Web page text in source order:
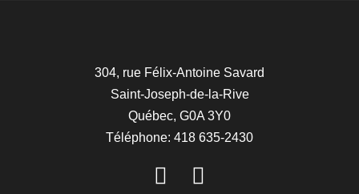
304, rue Félix-Antoine Savard
Saint-Joseph-de-la-Rive
Québec, G0A 3Y0
Téléphone: 418 635-2430